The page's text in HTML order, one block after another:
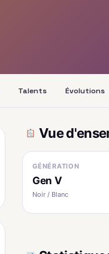
Talents Évolutions
Vue
GÉNÉRATION
Gen V
Noir / Blanc